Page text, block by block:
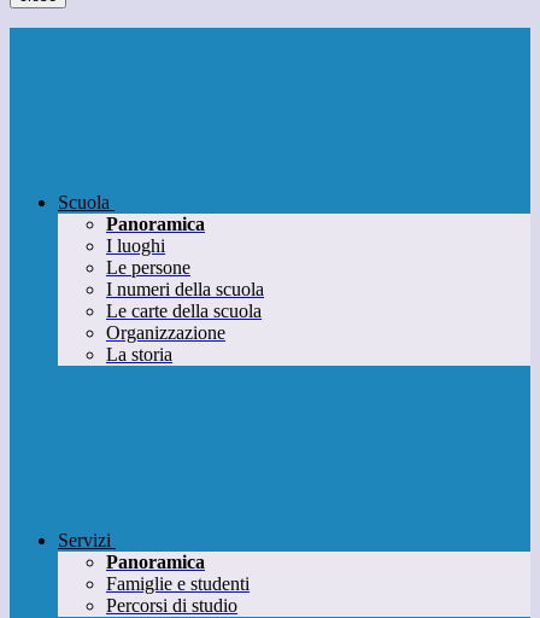
Scuola
Panoramica
I luoghi
Le persone
I numeri della scuola
Le carte della scuola
Organizzazione
La storia
Servizi
Panoramica
Famiglie e studenti
Percorsi di studio